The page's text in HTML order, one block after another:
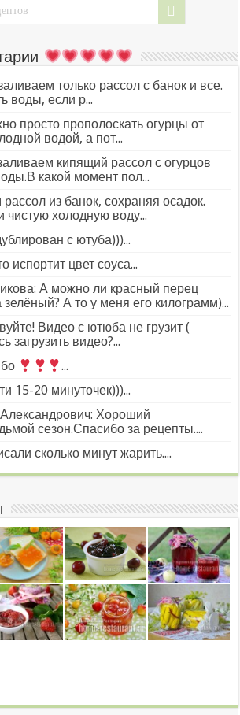
только рассол с банок и все.
воды, если р...
просто прополоскать огурцы от
водой, а пот...
кипящий рассол с огурцов
какой момент пол...
из банок, сохраняя осадок.
холодную воду...
с ютуба)))...
испортит цвет соуса...
А можно ли красный перец
А то у меня его килограмм)...
Видео с ютюба не грузит (
загрузить видео?...
...
15-20 минуточек)))...
Хороший
сезон.Спасибо за рецепты....
сколько минут жарить....